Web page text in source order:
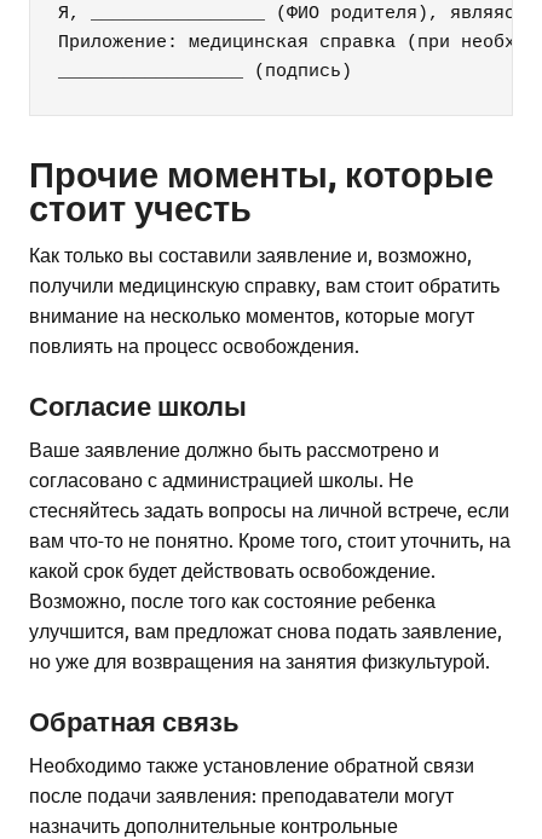
Я, ________________ (ФИО родителя), являясь
Приложение: медицинская справка (при
Прочие моменты, которые
стоит учесть
Как только вы составили заявление и, возможно,
получили медицинскую справку, вам стоит обратить
внимание на несколько моментов, которые могут
повлиять на процесс освобождения.
Согласие школы
Ваше заявление должно быть рассмотрено и
согласовано с администрацией школы. Не
стесняйтесь задать вопросы на личной встрече, если
вам что-то не понятно. Кроме того, стоит уточнить, на
какой срок будет действовать освобождение.
Возможно, после того как состояние ребенка
улучшится, вам предложат снова подать заявление,
но уже для возвращения на занятия физкультурой.
Обратная связь
Необходимо также установление обратной связи
после подачи заявления: преподаватели могут
назначить дополнительные контрольные